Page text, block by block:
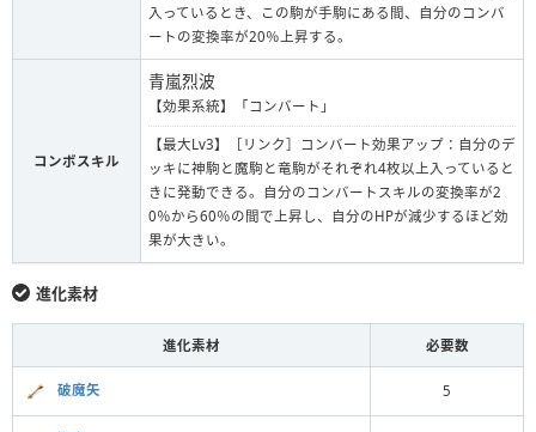
入っているとき、この駒が手駒にある間、自分のコンバ
ートの変換率が20％上昇する。
コンボスキル
青嵐烈波
【効果系統】「コンバート」
【最大Lv3】［リンク］コンバート効果アップ：自分のデ
ッキに神駒と魔駒と竜駒がそれぞれ4枚以上入っていると
きに発動できる。自分のコンバートスキルの変換率が2
0％から60％の間で上昇し、自分のHPが減少するほど効
果が大きい。
進化素材
進化素材 必要数
破魔矢 5